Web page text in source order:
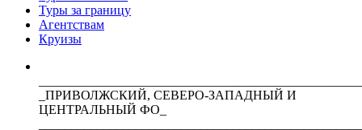
Туры за границу
Агентствам
Круизы
_ПРИВОЛЖСКИЙ, СЕВЕРО-ЗАПАДНЫЙ И
ЦЕНТРАЛЬНЫЙ ФО_